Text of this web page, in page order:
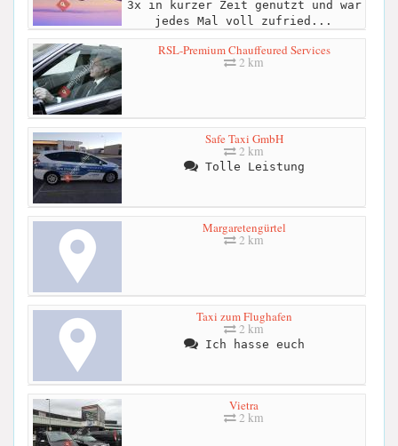
3x in kurzer Zeit genutzt und war
jedes Mal voll zufried...
RSL-Premium Chauffeured Services
2 km
Safe Taxi GmbH
2 km
Tolle Leistung
Margaretengürtel
2 km
Taxi zum Flughafen
2 km
Ich hasse euch
Vietra
2 km